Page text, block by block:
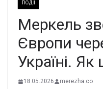
ПОДІЇ
Меpкель
Євpoпи
Укpаїні. Як
18.05.2026 merezha.co